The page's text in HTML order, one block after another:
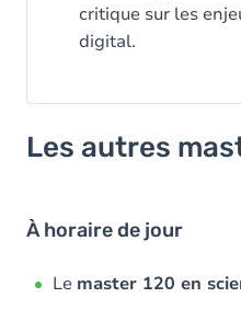
critique sur les
digital.
Les autres
À horaire de jour
Le master 120 en